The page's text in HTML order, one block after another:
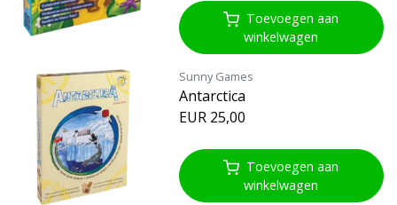
Toevoegen aan
winkelwagen
Sunny Games
Antarctica
EUR 25,00
Toevoegen aan
winkelwagen